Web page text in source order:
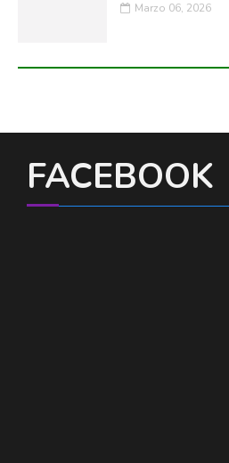
Marzo 06, 2026
FACEBOOK